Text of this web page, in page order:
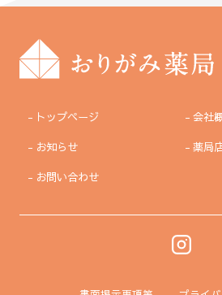
トップページ
会社
お知らせ
薬局
お問い合わせ